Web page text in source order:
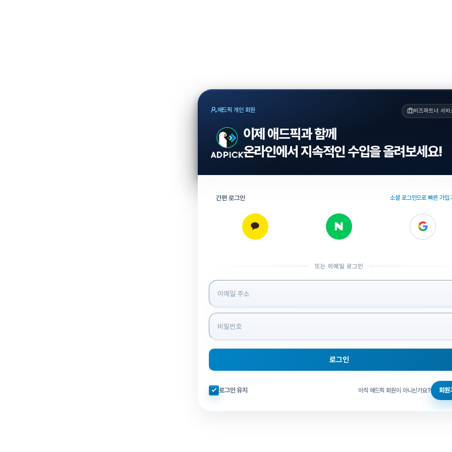
애드픽 개인 회원 비즈파트너 서비
이제 애드픽과 함께
온라인에서 지속적인 수입을 올려보세요!
간편 로그인 소셜 로그인으로 빠른 가입
또는 이메일 로그인
로그인 정보 입력
로그인
자동로그인 체크
로그인 유지 아직 애드픽 회원이 아니신가요? 회원